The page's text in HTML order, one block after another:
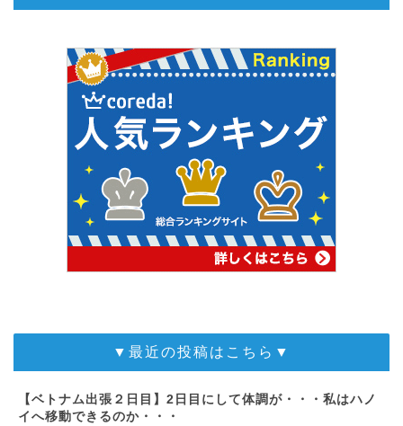
▼最近の投稿はこちら▼
【ベトナム出張２日目】2日目にして体調が・・・私はハノ
イへ移動できるのか・・・